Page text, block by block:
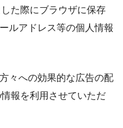
た際にブラウザに保存
ルアドレス等の個人情報
々への効果的な広告の配
報を利用させていただ